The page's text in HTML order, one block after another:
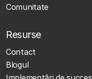
Comunitate
Resurse
Contact
Blogul